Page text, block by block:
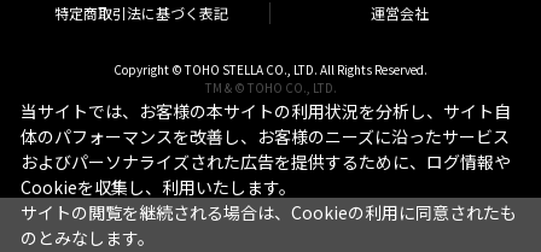
特定商取引法に基づく表記 運営会社
Copyright © TOHO STELLA CO., LTD. All Rights Reserved.
TM & © TOHO CO., LTD.
当サイトでは、お客様の本サイトの利用状況を分析し、サイト自
体のパフォーマンスを改善し、お客様のニーズに沿ったサービス
およびパーソナライズされた広告を提供するために、ログ情報や
Cookieを収集し、利用いたします。
サイトの閲覧を継続される場合は、Cookieの利用に同意されたも
のとみなします。